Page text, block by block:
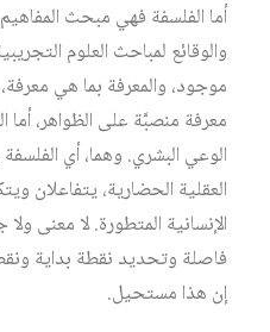
أما الفلسفة فهي مبحث المفاهيم
والوقائع لمباحث العلوم
موجود، والمعرفة بما هي
معرفة منصبَّة على الظواهر،
الوعي البشري. وهما، أي
العقلية الحضارية، يتفاعلان
الإنسانية المتطورة. لا معنى
فاصلة وتحديد نقطة بداية
إن هذا مستحيل.